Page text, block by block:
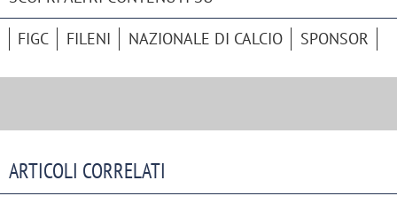
FIGC FILENI NAZIONALE DI CALCIO SPONSOR
ARTICOLI CORRELATI